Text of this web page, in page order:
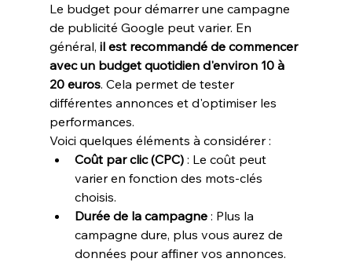
Le budget pour démarrer une campagne
de publicité Google peut varier. En
général, il est recommandé de commencer
avec un budget quotidien d'environ 10 à
20 euros. Cela permet de tester
différentes annonces et d'optimiser les
performances.
Voici quelques éléments à considérer :
Coût par clic (CPC) : Le coût peut
varier en fonction des mots-clés
choisis.
Durée de la campagne : Plus la
campagne dure, plus vous aurez de
données pour affiner vos annonces.